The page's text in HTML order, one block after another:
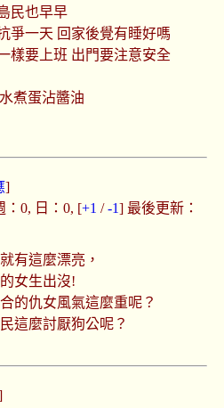
民也早早
爭一天 回家後覺有睡好嗎
樣要上班 出門要注意安全
煮蛋沾醬油
]
：0, 日：0, [+1 /-1] 最後更新：
有這麼漂亮，
女生出沒!
的仇女風氣這麼重呢？
這麼討厭狗公呢？